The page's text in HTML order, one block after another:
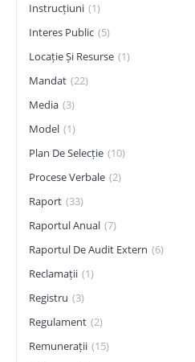
Instrucțiuni (1)
Interes Public (5)
Locație Și Resurse (1)
Mandat (22)
Media (3)
Model (1)
Plan De Selecție (10)
Procese Verbale (2)
Raport (33)
Raportul Anual (7)
Raportul De Audit Extern (6)
Reclamații (1)
Registru (3)
Regulament (2)
Remunerații (15)